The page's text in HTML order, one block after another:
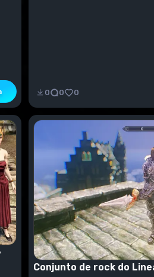
0 0 0
Conjunto de rock do